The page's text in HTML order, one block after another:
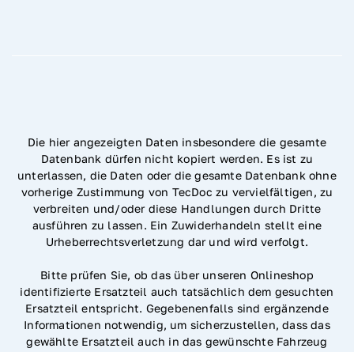
Die hier angezeigten Daten insbesondere die gesamte
Datenbank dürfen nicht kopiert werden. Es ist zu
unterlassen, die Daten oder die gesamte Datenbank ohne
vorherige Zustimmung von TecDoc zu vervielfältigen, zu
verbreiten und/oder diese Handlungen durch Dritte
ausführen zu lassen. Ein Zuwiderhandeln stellt eine
Urheberrechtsverletzung dar und wird verfolgt.
Bitte prüfen Sie, ob das über unseren Onlineshop
identifizierte Ersatzteil auch tatsächlich dem gesuchten
Ersatzteil entspricht. Gegebenenfalls sind ergänzende
Informationen notwendig, um sicherzustellen, dass das
gewählte Ersatzteil auch in das gewünschte Fahrzeug